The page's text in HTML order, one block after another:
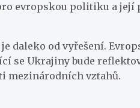
evropskou politiku a její
daleko od vyřešení.
se Ukrajiny bude
mezinárodních vztahů.